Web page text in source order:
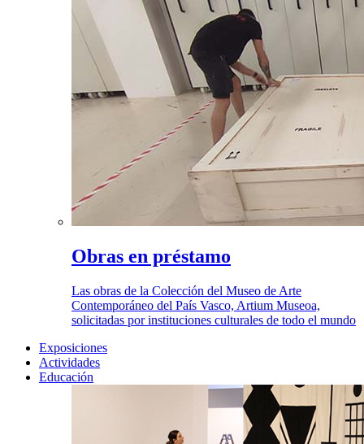
Obras en préstamo
Las obras de la Colección del Museo de Arte
Contemporáneo del País Vasco, Artium Museoa,
solicitadas por instituciones culturales de todo el mundo
Exposiciones
Actividades
Educación